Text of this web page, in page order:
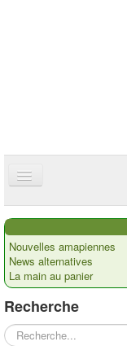
Accueil
Présentation
Actualités
Nos paysans
Commandes
Nouvelles amapiennes
News alternatives
La main au panier
Recherche
Rechercher